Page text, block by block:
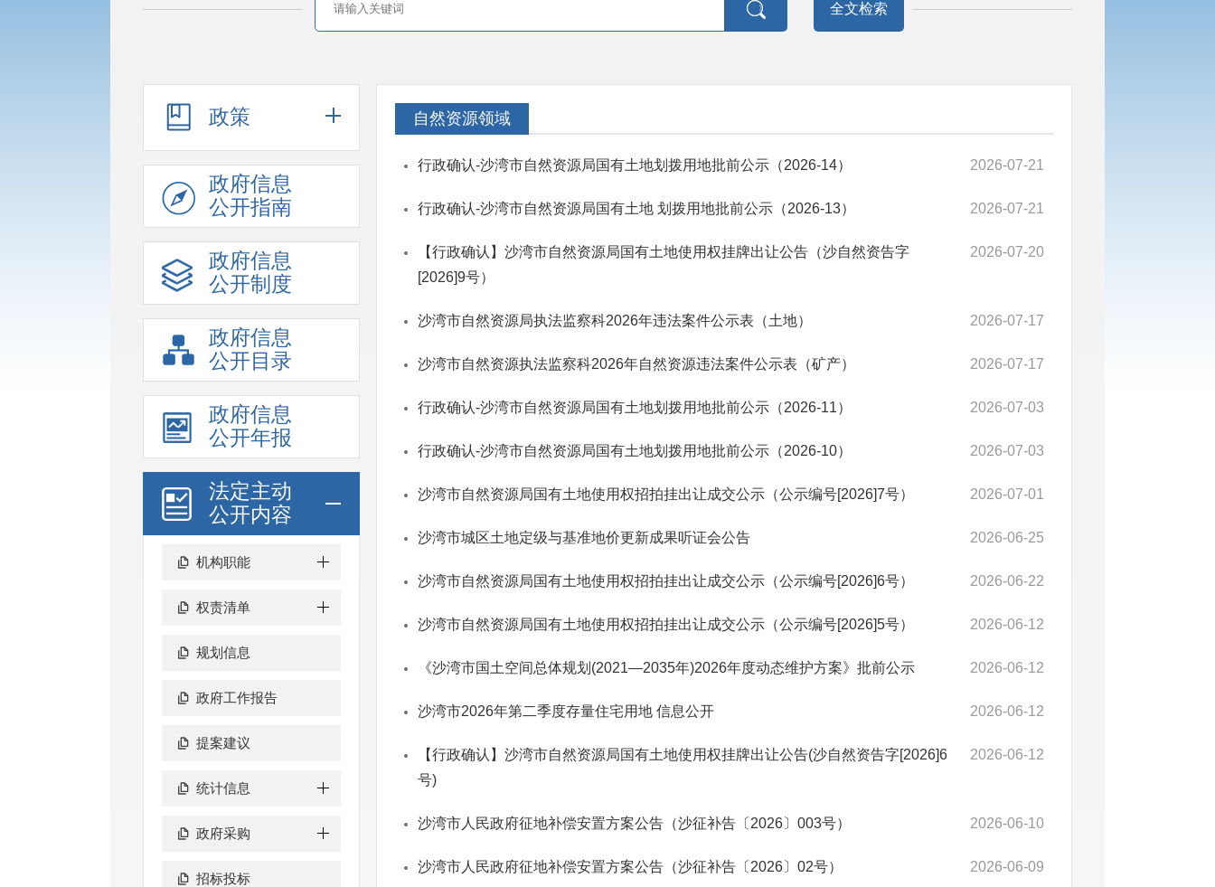
全文检索
政策
政府信息
公开指南
政府信息
公开制度
政府信息
公开目录
政府信息
公开年报
法定主动
公开内容
机构职能
权责清单
规划信息
政府工作报告
提案建议
统计信息
政府采购
招标投标
自然资源领域
2026-07-21
行政确认-沙湾市自然资源局国有土地划拨用地批前公示（2026-14）
2026-07-21
行政确认-沙湾市自然资源局国有土地 划拨用地批前公示（2026-13）
2026-07-20
【行政确认】沙湾市自然资源局国有土地使用权挂牌出让公告（沙自然资告字
[2026]9号）
2026-07-17
沙湾市自然资源局执法监察科2026年违法案件公示表（土地）
2026-07-17
沙湾市自然资源执法监察科2026年自然资源违法案件公示表（矿产）
2026-07-03
行政确认-沙湾市自然资源局国有土地划拨用地批前公示（2026-11）
2026-07-03
行政确认-沙湾市自然资源局国有土地划拨用地批前公示（2026-10）
2026-07-01
沙湾市自然资源局国有土地使用权招拍挂出让成交公示（公示编号[2026]7号）
2026-06-25
沙湾市城区土地定级与基准地价更新成果听证会公告
2026-06-22
沙湾市自然资源局国有土地使用权招拍挂出让成交公示（公示编号[2026]6号）
2026-06-12
沙湾市自然资源局国有土地使用权招拍挂出让成交公示（公示编号[2026]5号）
2026-06-12
《沙湾市国土空间总体规划(2021—2035年)2026年度动态维护方案》批前公示
2026-06-12
沙湾市2026年第二季度存量住宅用地 信息公开
2026-06-12
【行政确认】沙湾市自然资源局国有土地使用权挂牌出让公告(沙自然资告字[2026]6
号)
2026-06-10
沙湾市人民政府征地补偿安置方案公告（沙征补告〔2026〕003号）
2026-06-09
沙湾市人民政府征地补偿安置方案公告（沙征补告〔2026〕02号）